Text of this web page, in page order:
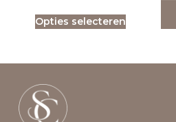
Opties selecteren